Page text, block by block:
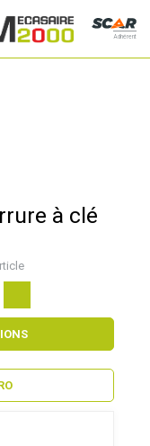
Adhérent
à clé